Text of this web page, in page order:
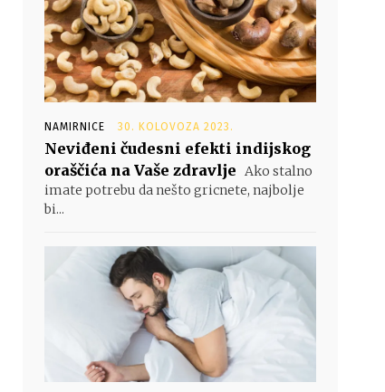
NAMIRNICE 30. KOLOVOZA 2023.
Neviđeni čudesni efekti indijskog
oraščića na Vaše zdravlje Ako stalno
imate potrebu da nešto gricnete, najbolje
bi...